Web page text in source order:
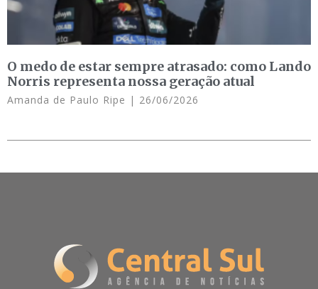
O medo de estar sempre atrasado: como Lando
Norris representa nossa geração atual
Amanda de Paulo Ripe 26/06/2026